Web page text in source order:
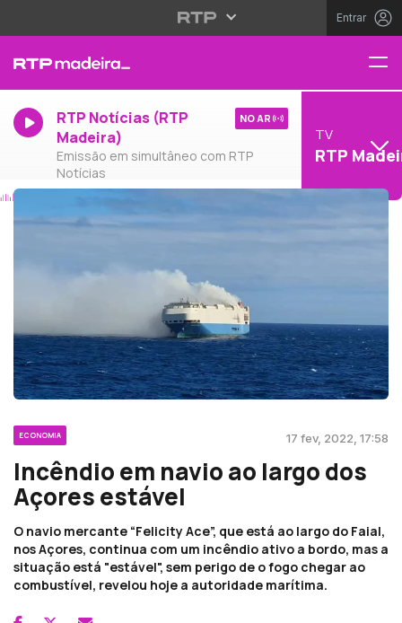
Entrar
RTP Notícias (RTP
Madeira)
Emissão em simultâneo com RTP
Notícias
NO AR
TV
RTP
ECONOMIA 17 fev, 2022, 17:58
Incêndio em navio ao largo dos
Açores estável
O navio mercante “Felicity Ace”, que está ao largo do Faial,
nos Açores, continua com um incêndio ativo a bordo, mas a
situação está "estável", sem perigo de o fogo chegar ao
combustível, revelou hoje a autoridade marítima.